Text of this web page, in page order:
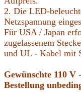
2. Die LED-
Netzspannung
Für USA / Japan
zugelassenem
und UL - Kabel mit
Gewünschte 110
Bestellung